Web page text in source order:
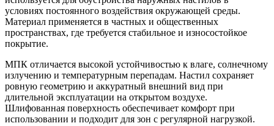
условиях постоянного воздействия окружающей среды.
Материал применяется в частных и общественных
пространствах, где требуется стабильное и износостойкое
покрытие.
МПК отличается высокой устойчивостью к влаге, солнечному
излучению и температурным перепадам. Настил сохраняет
ровную геометрию и аккуратный внешний вид при
длительной эксплуатации на открытом воздухе.
Шлифованная поверхность обеспечивает комфорт при
использовании и подходит для зон с регулярной нагрузкой.